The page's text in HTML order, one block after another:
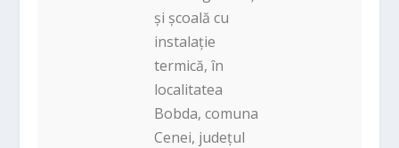
și școală cu
instalație
termică, în
localitatea
Bobda, comuna
Cenei, județul